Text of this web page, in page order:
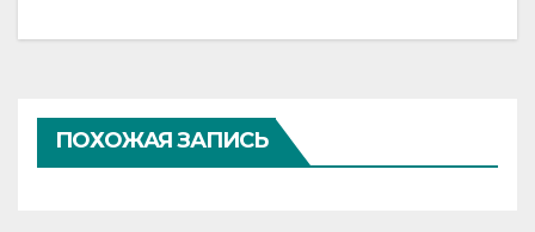
записям
ПОХОЖАЯ ЗАПИСЬ